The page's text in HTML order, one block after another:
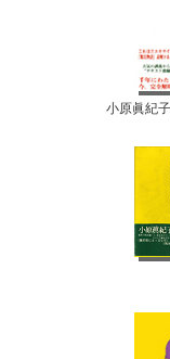
小原眞紀